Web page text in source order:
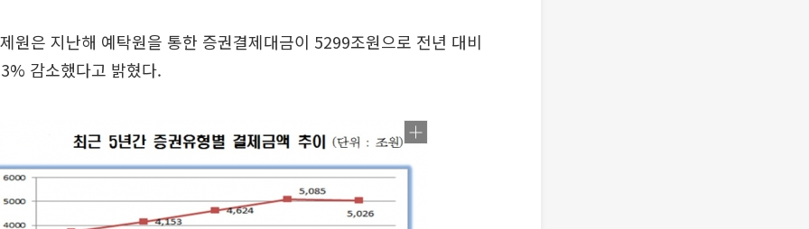
원은 지난해 예탁원을 통한 증권결제대금이 5299조원으로 전년 대비
감소했다고 밝혔다.